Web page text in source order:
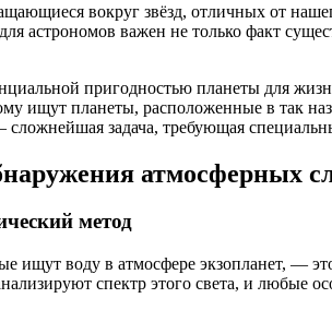
вокруг звёзд, отличных от
астрономов важен не только факт
пригодностью планеты для
ищут планеты, расположенные в так
сложнейшая задача, требующая
атмосферных
метод
ищут воду в атмосфере экзопланет, —
спектр этого света, и